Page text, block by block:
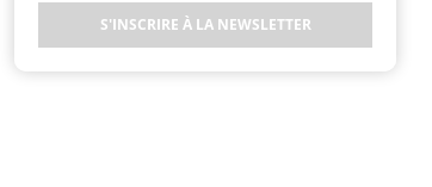
S'INSCRIRE À LA NEWSLETTER